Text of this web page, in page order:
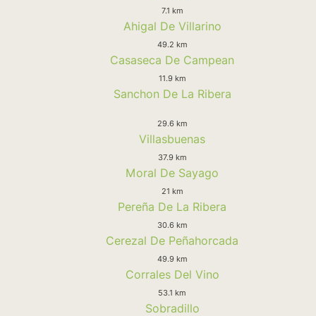
7.1 km
Ahigal De Villarino
49.2 km
Casaseca De Campean
11.9 km
Sanchon De La Ribera
29.6 km
Villasbuenas
37.9 km
Moral De Sayago
21 km
Pereña De La Ribera
30.6 km
Cerezal De Peñahorcada
49.9 km
Corrales Del Vino
53.1 km
Sobradillo